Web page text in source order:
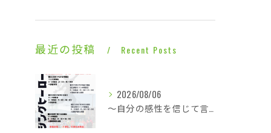
最近の投稿 Recent Posts
2026/08/06
～自分の感性を信じて言動し毎日1ミリ成長する～酷暑に身体は正直に反応で即就寝・・・